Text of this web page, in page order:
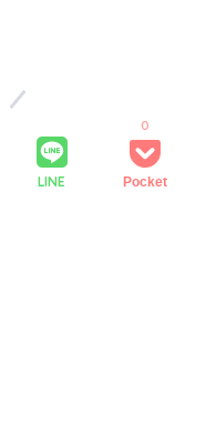
LINE Pocket
0